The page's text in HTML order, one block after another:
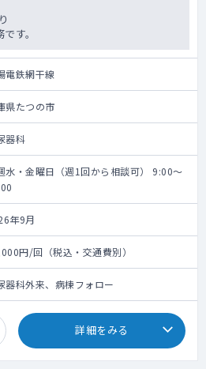
す。
電鉄網干線
県たつの市
器科
水・金曜日（週1回から相談可） 9:00～
年9月
円/回（税込・交通費別）
器科外来、病棟フォロー
詳細をみる